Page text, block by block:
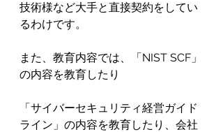
技術様など大手と直接契約をしてい
るわけです。
また、教育内容では、「NIST SCF」
の内容を教育したり
「サイバーセキュリティ経営ガイド
ライン」の内容を教育したり、会社